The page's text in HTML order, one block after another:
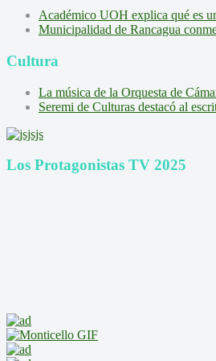
Académico UOH explica qué es
Municipalidad de Rancagua
Cultura
La música de la Orquesta de
Seremi de Culturas destacó al
Los Protagonistas TV 2025